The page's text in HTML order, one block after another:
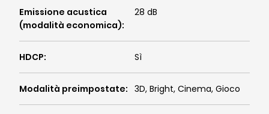
Emissione acustica
(modalità economica):
28 dB
HDCP: Sì
Modalità preimpostate: 3D, Bright, Cinema, Gioco